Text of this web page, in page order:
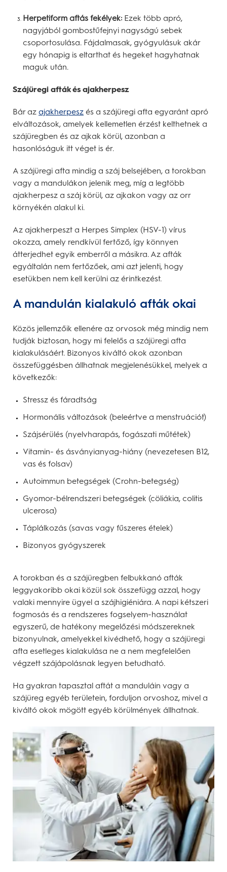
Herpetiform aftás fekélyek: Ezek több apró,
nagyjából gombostűfejnyi nagyságú sebek
csoportosulása. Fájdalmasak, gyógyulásuk akár
egy hónapig is eltarthat és hegeket hagyhatnak
maguk után.
Szájüregi afták és ajakherpesz
Bár az ajakherpesz és a szájüregi afta egyaránt apró
elváltozások, amelyek kellemetlen érzést kelthetnek a
szájüregben és az ajkak körül, azonban a
hasonlóságuk itt véget is ér.
A szájüregi afta mindig a száj belsejében, a torokban
vagy a mandulákon jelenik meg, míg a legtöbb
ajakherpesz a száj körül, az ajkakon vagy az orr
környékén alakul ki.
Az ajakherpeszt a Herpes Simplex (HSV-1) vírus
okozza, amely rendkívül fertőző, így könnyen
átterjedhet egyik emberről a másikra. Az afták
egyáltalán nem fertőzőek, ami azt jelenti, hogy
esetükben nem kell kerülni az érintkezést.
A mandulán kialakuló afták okai
Közös jellemzőik ellenére az orvosok még mindig nem
tudják biztosan, hogy mi felelős a szájüregi afta
kialakulásáért. Bizonyos kiváltó okok azonban
összefüggésben állhatnak megjelenésükkel, melyek a
következők:
Stressz és fáradtság
Hormonális változások (beleértve a menstruációt)
Szájsérülés (nyelvharapás, fogászati műtétek)
Vitamin- és ásványianyag-hiány (nevezetesen B12,
vas és folsav)
Autoimmun betegségek (Crohn-betegség)
Gyomor-bélrendszeri betegségek (cöliákia, colitis
ulcerosa)
Táplálkozás (savas vagy fűszeres ételek)
Bizonyos gyógyszerek
A torokban és a szájüregben felbukkanó afták
leggyakoribb okai közül sok összefügg azzal, hogy
valaki mennyire ügyel a szájhigiéniára. A napi kétszeri
fogmosás és a rendszeres fogselyem-használat
egyszerű, de hatékony megelőzési módszereknek
bizonyulnak, amelyekkel kivédhető, hogy a szájüregi
afta esetleges kialakulása ne a nem megfelelően
végzett szájápolásnak legyen betudható.
Ha gyakran tapasztal aftát a manduláin vagy a
szájüreg egyéb területein, forduljon orvoshoz, mivel a
kiváltó okok mögött egyéb körülmények állhatnak.